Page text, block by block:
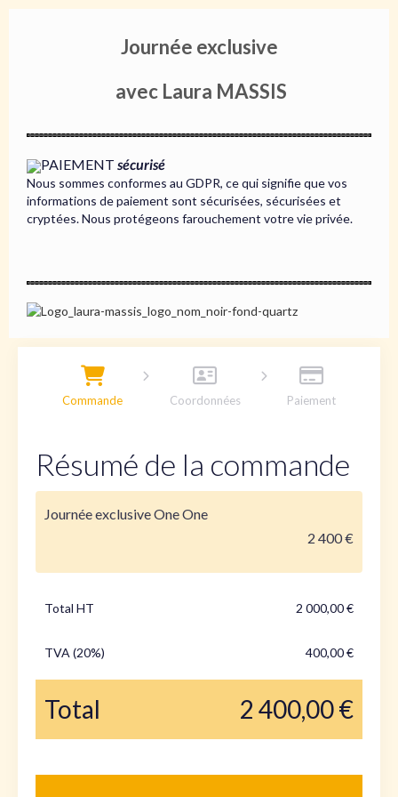
Journée exclusive
avec Laura MASSIS
PAIEMENT sécurisé
Nous sommes conformes au GDPR, ce qui signifie que vos
informations de paiement sont sécurisées, sécurisées et
cryptées. Nous protégeons farouchement votre vie privée.
Commande Coordonnées Paiement
Résumé de la commande
Journée exclusive One One
2 400 €
Total HT 2 000,00 €
TVA (20%) 400,00 €
Total 2 400,00 €